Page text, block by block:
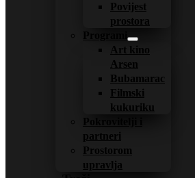
Povijest
prostora
Programi
Art kino
Arsen
Bubamarac
Filmski
kukuriku
Pokrovitelji i
partneri
Prostorom
upravlja